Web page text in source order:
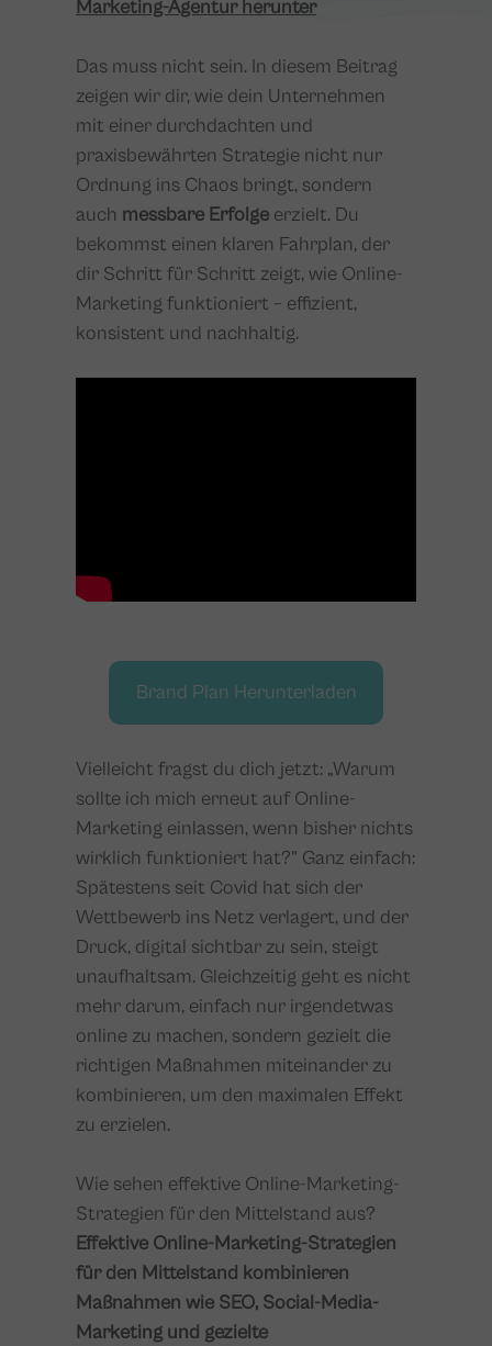
Marketing-Agentur herunter
Das muss nicht sein. In diesem Beitrag
zeigen wir dir, wie dein Unternehmen
mit einer durchdachten und
praxisbewährten Strategie nicht nur
Ordnung ins Chaos bringt, sondern
auch messbare Erfolge erzielt. Du
bekommst einen klaren Fahrplan, der
dir Schritt für Schritt zeigt, wie Online-
Marketing funktioniert – effizient,
konsistent und nachhaltig.
Brand Plan Herunterladen
Vielleicht fragst du dich jetzt: „Warum
sollte ich mich erneut auf Online-
Marketing einlassen, wenn bisher nichts
wirklich funktioniert hat?" Ganz einfach:
Spätestens seit Covid hat sich der
Wettbewerb ins Netz verlagert, und der
Druck, digital sichtbar zu sein, steigt
unaufhaltsam. Gleichzeitig geht es nicht
mehr darum, einfach nur irgendetwas
online zu machen, sondern gezielt die
richtigen Maßnahmen miteinander zu
kombinieren, um den maximalen Effekt
zu erzielen.
Wie sehen effektive Online-Marketing-
Strategien für den Mittelstand aus?
Effektive Online-Marketing-Strategien
für den Mittelstand kombinieren
Maßnahmen wie SEO, Social-Media-
Marketing und gezielte